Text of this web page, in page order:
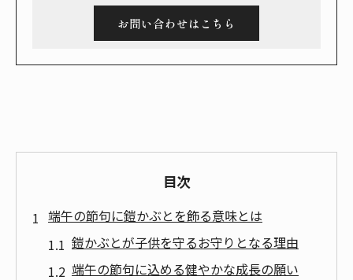
お問い合わせはこちら
目次
端午の節句に鎧かぶとを飾る意味とは
鎧かぶとが子供を守るお守りとなる理由
端午の節句に込める健やかな成長の願い